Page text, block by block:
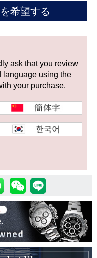
探す
未使用品
アンティーク品
SALE
り込む
ド
ィについて
希望する
ask that you review
language using the
your purchase.